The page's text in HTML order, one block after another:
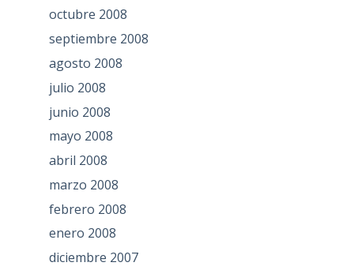
octubre 2008
septiembre 2008
agosto 2008
julio 2008
junio 2008
mayo 2008
abril 2008
marzo 2008
febrero 2008
enero 2008
diciembre 2007